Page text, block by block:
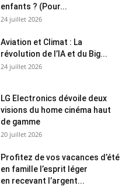
enfants ? (Pour...
24 juillet 2026
Aviation et Climat : La
révolution de l’IA et du Big...
24 juillet 2026
LG Electronics dévoile deux
visions du home cinéma haut
de gamme
20 juillet 2026
Profitez de vos vacances d’été
en famille l’esprit léger
en recevant l’argent...